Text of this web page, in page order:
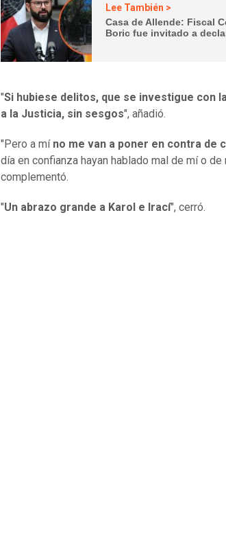
Lee También >
Casa de Allende: Fiscal
Boric fue invitado a
"Si hubiese delitos, que se investigue con
a la Justicia, sin sesgos", añadió.
"Pero a mí no me van a poner en contra de
día en confianza hayan hablado mal de mí o
complementó.
"Un abrazo grande a Karol e Irací", cerró.